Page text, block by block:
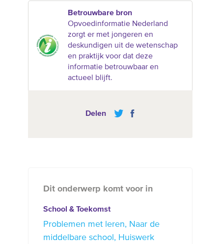
Betrouwbare bron
Opvoedinformatie Nederland
zorgt er met jongeren en
deskundigen uit de wetenschap
en praktijk voor dat deze
informatie betrouwbaar en
actueel blijft.
Delen
Dit onderwerp komt voor in
School & Toekomst
Problemen met leren
Naar de
middelbare school
Huiswerk